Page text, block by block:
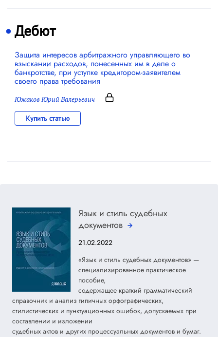
Дебют
Защита интересов арбитражного управляющего во
взыскании расходов, понесенных им в деле о
банкротстве, при уступке кредитором-заявителем
своего права требования
Южаков Юрий Валерьевич
Купить статью
Язык и стиль судебных
документов
21.02.2022
«Язык и стиль судебных документов» —
специализированное практическое
пособие,
содержащее краткий грамматический
справочник и анализ типичных орфографических,
стилистических и пунктуационных ошибок, допускаемых при
составлении и изложении
судебных актов и других процессуальных документов и бумаг.